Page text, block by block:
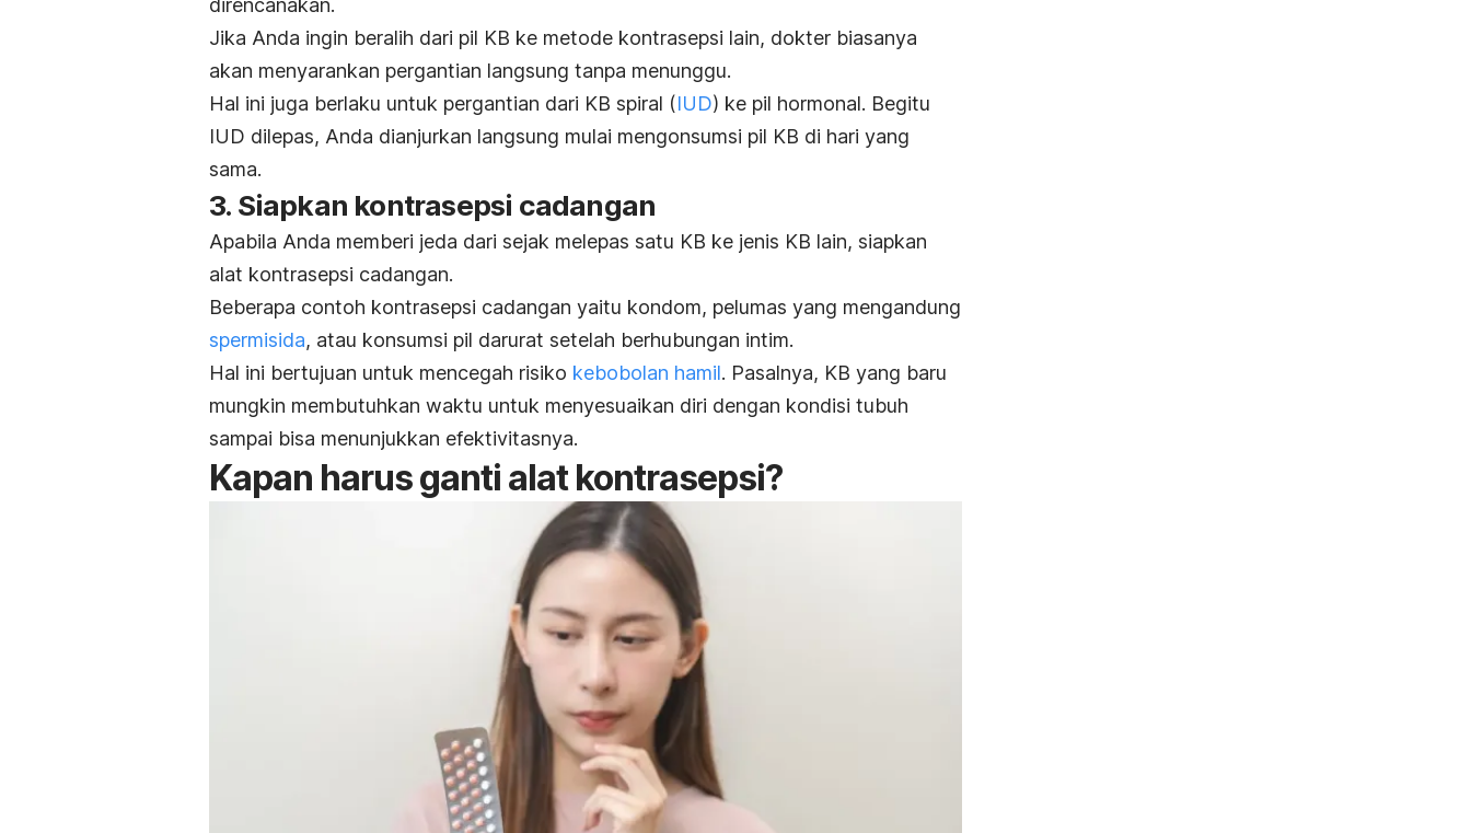
Jika Anda ingin beralih dari pil KB ke metode kontrasepsi lain, dokter biasanya
akan menyarankan pergantian langsung tanpa menunggu.
Hal ini juga berlaku untuk pergantian dari KB spiral (IUD) ke pil hormonal. Begitu
IUD dilepas, Anda dianjurkan langsung mulai mengonsumsi pil KB di hari yang
sama.
3. Siapkan kontrasepsi cadangan
Apabila Anda memberi jeda dari sejak melepas satu KB ke jenis KB lain, siapkan
alat kontrasepsi cadangan.
Beberapa contoh kontrasepsi cadangan yaitu kondom, pelumas yang mengandung
spermisida, atau konsumsi pil darurat setelah berhubungan intim.
Hal ini bertujuan untuk mencegah risiko kebobolan hamil. Pasalnya, KB yang baru
mungkin membutuhkan waktu untuk menyesuaikan diri dengan kondisi tubuh
sampai bisa menunjukkan efektivitasnya.
Kapan harus ganti alat kontrasepsi?